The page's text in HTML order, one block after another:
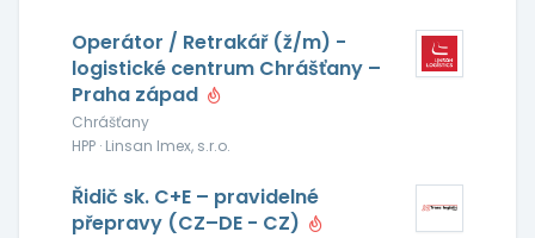
Operátor / Retrakář (ž/m) -
logistické centrum Chrášťany –
Praha západ
Chrášťany
HPP · Linsan Imex, s.r.o.
Řidič sk. C+E – pravidelné
přepravy (CZ–DE - CZ)